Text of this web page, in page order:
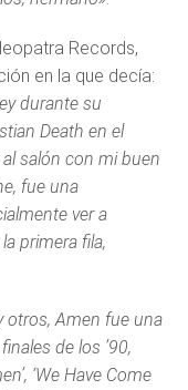
Records,
en la que decía:
durante su
Death en el
salón con mi buen
fue una
ver a
primera fila,
otros, Amen fue una
de los ’90,
‘We Have Come